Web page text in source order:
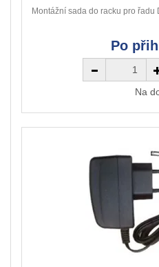
Montážní sada do racku pro
Po
Na